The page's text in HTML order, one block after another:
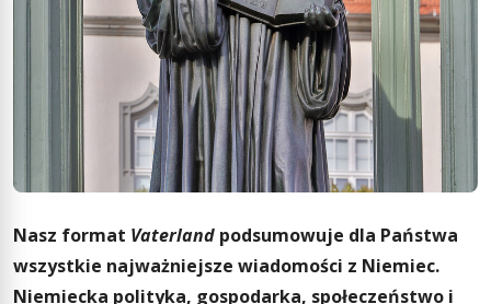
Nasz format Vaterland podsumowuje dla Państwa
wszystkie najważniejsze wiadomości z Niemiec.
Niemiecka polityka, gospodarka, społeczeństwo i